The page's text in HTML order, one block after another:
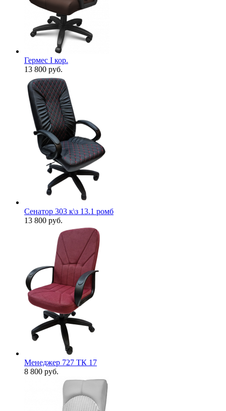
Гермес I кор.
13 800 руб.
Сенатор 303 к\з 13.1 ромб
13 800 руб.
Менеджер 727 ТК 17
8 800 руб.